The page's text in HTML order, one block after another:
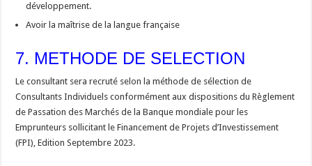
développement.
Avoir la maîtrise de la langue française
7. METHODE DE SELECTION
Le consultant sera recruté selon la méthode de sélection de
Consultants Individuels conformément aux dispositions du Règlement
de Passation des Marchés de la Banque mondiale pour les
Emprunteurs sollicitant le Financement de Projets d’Investissement
(FPI), Edition Septembre 2023.